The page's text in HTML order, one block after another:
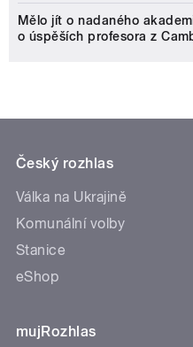
Mělo jít o nadaného
o úspěších profesora z
Český rozhlas
Válka na Ukrajině
Komunální volby
Stanice
eShop
mujRozhlas